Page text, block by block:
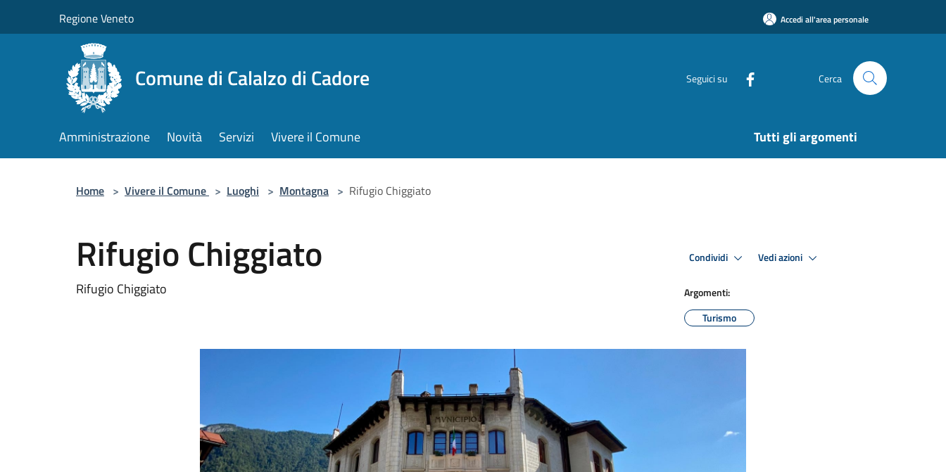
Regione Veneto Accedi all'area personale
Comune di Calalzo di Cadore Seguici su Cerca
Amministrazione Novità Servizi Vivere il Comune Tutti gli argomenti
Home > Vivere il Comune > Luoghi > Montagna > Rifugio Chiggiato
Rifugio Chiggiato
Rifugio Chiggiato
Condividi Vedi azioni
Argomenti:
Turismo